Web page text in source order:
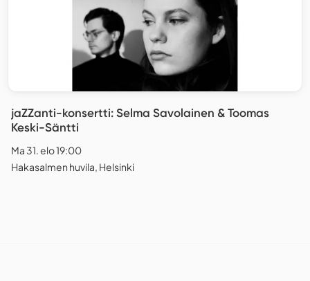
jaZZanti-konsertti: Selma Savolainen & Toomas
Keski-Säntti
Ma 31. elo 19:00
Hakasalmen huvila, Helsinki